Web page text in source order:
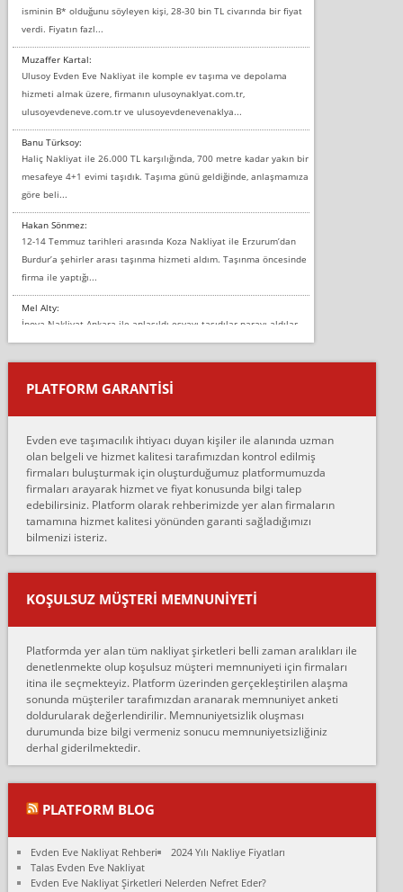
isminin B* olduğunu söyleyen kişi, 28-30 bin TL civarında bir fiyat
verdi. Fiyatın fazl...
Muzaffer Kartal:
Ulusoy Evden Eve Nakliyat ile komple ev taşıma ve depolama
hizmeti almak üzere, firmanın ulusoynaklyat.com.tr,
ulusoyevdeneve.com.tr ve ulusoyevdenevenaklya...
Banu Türksoy:
Haliç Nakliyat ile 26.000 TL karşılığında, 700 metre kadar yakın bir
mesafeye 4+1 evimi taşıdık. Taşıma günü geldiğinde, anlaşmamıza
göre beli...
Hakan Sönmez:
12-14 Temmuz tarihleri arasında Koza Nakliyat ile Erzurum’dan
Burdur’a şehirler arası taşınma hizmeti aldım. Taşınma öncesinde
firma ile yaptığı...
Mel Alty:
İnova Nakliyat Ankara ile anlaşıldı eşyayı taşıdılar parayı aldılar.
Salon duvarına bir baktım birisi boydan alüminyum renkli bantı
yapıştırm...
Murat:
çalıştıklarını, müş...
Ahmet:
Lüleburgaz güngünes evden eve naklyat eşyalarımı taşımak için
anlaştık sabah eve geldiklerinde de eşyalarımı düzgün şekilde
sarcaz demelerine r...
mehmet güldü:
Ankara ALİCANLAR NAKLİYAT Tutarsız ve ticari ahlak problemleri
var verdikleri fiyat teklifini arttırdılar. Sonrasında taşıma gününde
oldukça tutarsı...
Ankara Alicanlar naklyat tel 5465524025. 2600 TL'ye ankaradan
Konya ya Alicanlar naklyat la anlaştık bu şahıs evin taşınacağı gün
fiyatın mazoto gele...
Fatih kokmese:
Diyarbakır dan eşyamı getirtmek için anlaştım sözleşme yaptım.
Son anda fiyat artırdılar.. mecburiyetten tasittim.. bu kişiler ağrılı
Ali:
olduk. Asansörlü dediler sonra uraya asansör kurulmaz dediler
fark istediler. ortada asa...
Nimet:
PLATFORM GARANTİSİ
Evden eve taşımacılık ihtiyacı duyan kişiler ile alanında uzman
olan belgeli ve hizmet kalitesi tarafımızdan kontrol edilmiş
firmaları buluşturmak için oluşturduğumuz platformumuzda
firmaları arayarak hizmet ve fiyat konusunda bilgi talep
edebilirsiniz. Platform olarak rehberimizde yer alan firmaların
tamamına hizmet kalitesi yönünden garanti sağladığımızı
bilmenizi isteriz.
KOŞULSUZ MÜŞTERI MEMNUNIYETI
Platformda yer alan tüm nakliyat şirketleri belli zaman aralıkları ile
denetlenmekte olup koşulsuz müşteri memnuniyeti için firmaları
itina ile seçmekteyiz. Platform üzerinden gerçekleştirilen alaşma
sonunda müşteriler tarafımızdan aranarak memnuniyet anketi
doldurularak değerlendirilir. Memnuniyetsizlik oluşması
durumunda bize bilgi vermeniz sonucu memnuniyetsizliğiniz
derhal giderilmektedir.
PLATFORM BLOG
Evden Eve Nakliyat Rehberi
2024 Yılı Nakliye Fiyatları
Talas Evden Eve Nakliyat
Evden Eve Nakliyat Şirketleri Nelerden Nefret Eder?